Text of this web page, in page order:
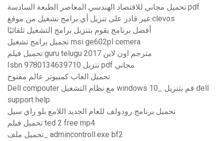
تحميل مجاني للاقتصاد الهندسي المعاصر الطبعة السادسة pdf
غير قادر على تنزيل أي برامج تشغيل من موقع clevos
أفضل برنامج يقوم بتنزيل برامج التشغيل تلقائيًا
تحميل برامج تشغيل msi ge602pl cemera
تحميل فيلم guru telugu 2017 مترجم اون لاين
Isbn 9780134639710 تنزيل pdf مجاني
تحميل العاب كمبيوتر عالم مفتوح
Dell compouter مع نظام التشغيل windows 10_ قم بتنزيل dell
support help
تحميل برنامج رودولف للعام الجديد اللامع بلو راي سيل
تحميل فيلم ted 2 free mp4
تحميل ملف_ admincontroll.exe bf2